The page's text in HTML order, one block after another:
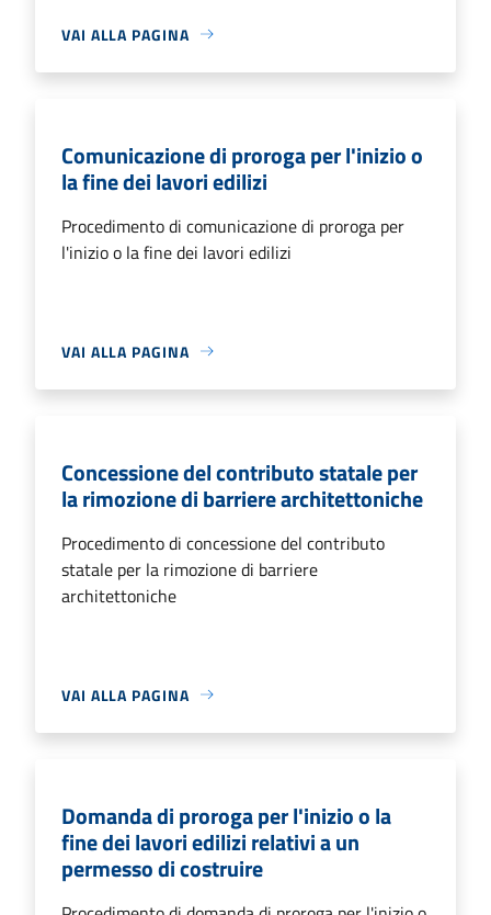
VAI ALLA PAGINA
Comunicazione di proroga per l'inizio o
la fine dei lavori edilizi
Procedimento di comunicazione di proroga per
l'inizio o la fine dei lavori edilizi
VAI ALLA PAGINA
Concessione del contributo statale per
la rimozione di barriere architettoniche
Procedimento di concessione del contributo
statale per la rimozione di barriere
architettoniche
VAI ALLA PAGINA
Domanda di proroga per l'inizio o la
fine dei lavori edilizi relativi a un
permesso di costruire